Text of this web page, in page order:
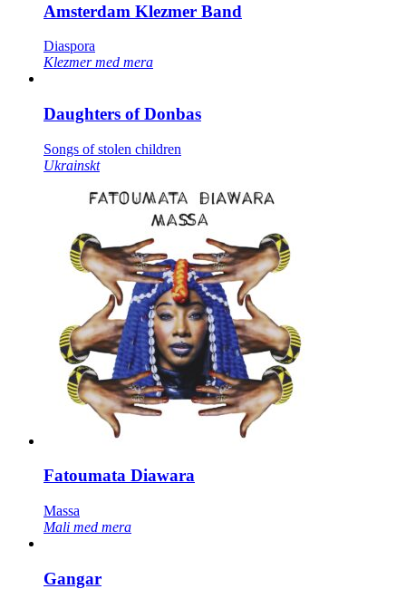
Amsterdam Klezmer Band
Diaspora
Klezmer med mera
Daughters of Donbas
Songs of stolen children
Ukrainskt
Fatoumata Diawara
Massa
Mali med mera
Gangar